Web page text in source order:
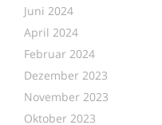
Juni 2024
April 2024
Februar 2024
Dezember 2023
November 2023
Oktober 2023